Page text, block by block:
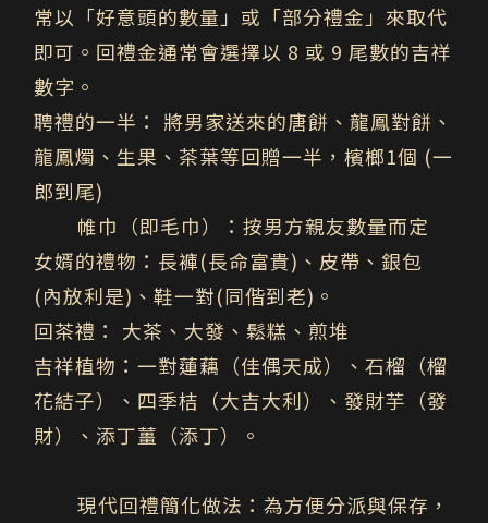
常以 「好意頭的數量」或「部分禮金」 來取代
即可。回禮金通常會選擇以 8 或 9 尾數的吉祥
數字。
聘禮的一半： 將男家送來的唐餅、龍鳳對餅、
龍鳳燭、生果、茶葉等回贈一半，檳榔1個 (一
郎到尾)
帷巾（即毛巾）
：按男方親友數量而定
女婿的禮物： 長褲(長命富貴)、皮帶、銀包
(內放利是)、鞋一對(同偕到老)。
回茶禮： 大茶、大發、鬆糕、煎堆
吉祥植物：一對蓮藕（佳偶天成）、石榴（榴
花結子）、四季桔（大吉大利）、發財芋（發
財）、添丁薑（添丁）。
現代回禮簡化做法：為方便分派與保存，